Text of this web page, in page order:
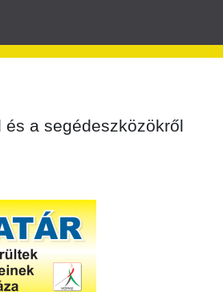
és a segédeszközökről